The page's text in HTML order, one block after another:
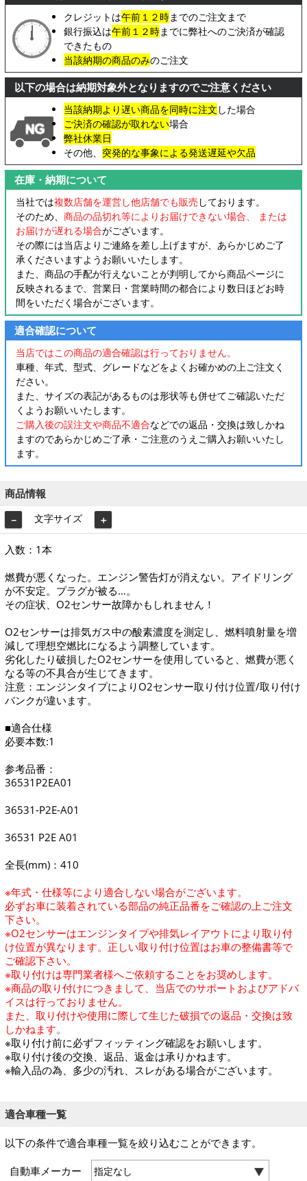
クレジットは午前１２時までのご注文まで
銀行振込は午前１２時までに弊社へのご決済が確認
できたもの
当該納期の商品のみのご注文
以下の場合は納期対象外となりますのでご注意ください
当該納期より遅い商品を同時に注文 した場合
ご決済の確認が取れない場合
弊社休業日
その他、 突発的な事象による発送遅延や欠品
在庫・納期について
当社では複数店舗を運営し他店舗でも販売 しております。
そのため、 商品の品切れ等によりお届けできない場合、 または
お届けが遅れる場合がございます。
その際には当店よりご連絡を差し上げますが、あらかじめご了
承くださいますようお願いいたします。
また、商品の手配が行えないことが判明してから商品ページに
反映されるまで、営業日・営業時間の都合により数日ほどお時
間をいただく場合がございます。
適合確認について
当店ではこの商品の適合確認は行っておりません。
車種、年式、型式、グレードなどをよくお確かめの上ご注文く
ださい。
また、サイズの表記があるものは形状等も併せてご確認いただ
くようお願いいたします。
ご購入後の誤注文や商品不適合などでの返品・交換は致しかね
ますのであらかじめご了承・ご注意のうえご購入お願いいたし
ます。
商品情報
－ 文字サイズ ＋
入数：1本
燃費が悪くなった。エンジン警告灯が消えない。アイドリング
が不安定。プラグが被る…。
その症状、O2センサー故障かもしれません！
O2センサーは排気ガス中の酸素濃度を測定し、燃料噴射量を増
減して理想空燃比になるよう調整しています。
劣化したり破損したO2センサーを使用していると、燃費が悪く
なる等の不具合が生じてきます。
注意：エンジンタイプによりO2センサー取り付け位置/取り付け
バンクが違います。
■適合仕様
必要本数:1
参考品番：
36531P2EA01
­36531-P2E-A01
­36531 P2E A01
全長(mm)：410
※年式・仕様等により適合しない場合がございます。
必ずお車に装着されている部品の純正品番をご確認の上ご注文
下さい。
※O2センサーはエンジンタイプや排気レイアウトにより取り付
け位置が異なります。正しい取り付け位置はお車の整備書等で
ご確認下さい。
※取り付けは専門業者様へご依頼することをお奨めします。
※商品の取り付けにつきまして、当店でのサポートおよびアドバ
イスは行っておりません。
また、取り付けや使用に際して生じた破損での返品・交換は致
しかねます。
※取り付け前に必ずフィッティング確認をお願いします。
※取り付け後の交換、返品、返金は承りかねます。
※輸入品の為、多少の汚れ、スレがある場合がございます。
適合車種一覧
以下の条件で適合車種一覧を絞り込むことができます。
自動車メーカー